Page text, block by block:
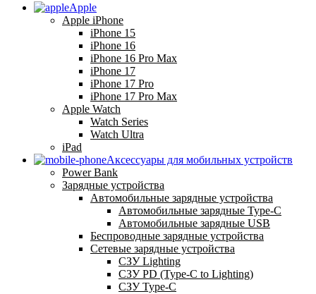
Apple
Apple iPhone
iPhone 15
iPhone 16
iPhone 16 Pro Max
iPhone 17
iPhone 17 Pro
iPhone 17 Pro Max
Apple Watch
Watch Series
Watch Ultra
iPad
Аксессуары для мобильных устройств
Power Bank
Зарядные устройства
Автомобильные зарядные устройства
Автомобильные зарядные Type-C
Автомобильные зарядные USB
Беспроводные зарядные устройства
Сетевые зарядные устройства
СЗУ Lighting
СЗУ PD (Type-C to Lighting)
СЗУ Type-C